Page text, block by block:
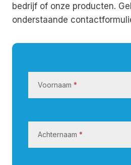
bedrijf of onze producten.
onderstaande
c
n
Voornaam *
Achternaam *